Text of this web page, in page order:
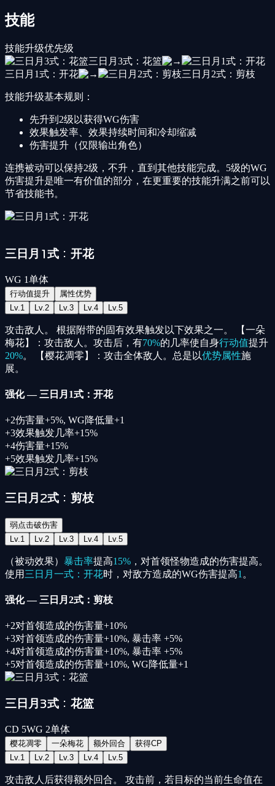
技能
技能升级优先级
三日月3式：花篮
三日月1式：开花
三日月2式：剪枝
技能升级基本规则：
先升到2级以获得WG伤害
效果触发率、效果持续时间和冷却缩减
伤害提升（仅限输出角色）
连携被动可以保持2级，不升，直到其他技能完成。5级的WG
伤害提升是唯一有价值的部分，在更重要的技能升满之前可以
节省技能书。
三日月1式：开花
WG 1单体
行动值提升
属性优势
Lv. 1 Lv. 2 Lv. 3 Lv. 4 Lv. 5
攻击敌人。 根据附带的固有效果触发以下效果之一。 【一朵
梅花】：攻击敌人。攻击后，有70%的几率使自身行动值提升
20%。 【樱花凋零】：攻击全体敌人。总是以优势属性施
展。
强化— 三日月1式：开花
+2伤害量+5%, WG降低量+1
+3效果触发几率+15%
+4伤害量+15%
+5效果触发几率+15%
三日月2式：剪枝
弱点击破伤害
Lv. 1 Lv. 2 Lv. 3 Lv. 4 Lv. 5
（被动效果） 暴击率提高15% ，对首领怪物造成的伤害提高。
使用 三日月一式：开花时，对敌方造成的WG伤害提高1 。
强化— 三日月2式：剪枝
+2对首领造成的伤害量+10%
+3对首领造成的伤害量+10%, 暴击率 +5%
+4对首领造成的伤害量+10%, 暴击率 +5%
+5对首领造成的伤害量+10%, WG降低量+1
三日月3式：花篮
CD 5WG 2单体
樱花凋零 一朵梅花 额外回合
获得CP
Lv. 1 Lv. 2 Lv. 3 Lv. 4 Lv. 5
攻击敌人后获得额外回合。 攻击前，若目标的当前生命值在